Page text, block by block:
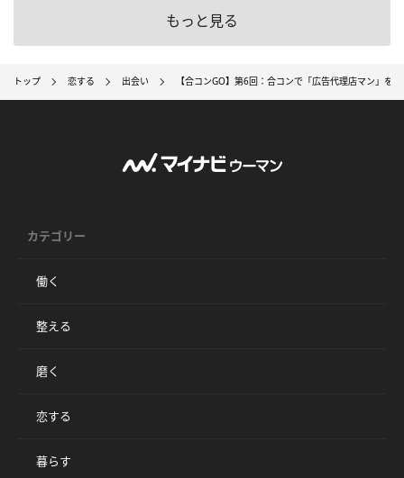
もっと見る
トップ 恋する 出会い 【合コンGO】第6回：合コンで「広告代理店マン」を
カテゴリー
働く
整える
磨く
恋する
暮らす